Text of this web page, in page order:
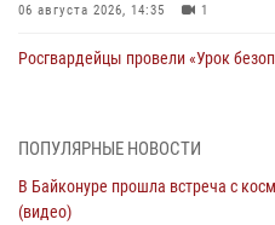
06 августа 2026, 14:35 1
Росгвардейцы провели «Урок
подозреваемые в организации
изготовлении поддельных
ПОПУЛЯРНЫЕ НОВОСТИ
В Байконуре прошла встреча с
(видео)